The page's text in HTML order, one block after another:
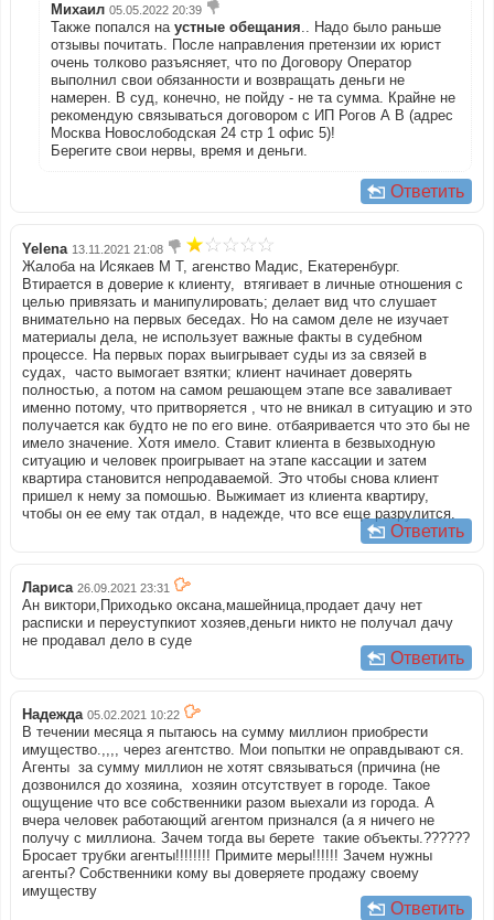
Михаил 05.05.2022 20:39
Также попался на устные обещания.. Надо было раньше
отзывы почитать. После направления претензии их юрист
очень толково разъясняет, что по Договору Оператор
выполнил свои обязанности и возвращать деньги не
намерен. В суд, конечно, не пойду - не та сумма. Крайне не
рекомендую связываться договором с ИП Рогов А В (адрес
Москва Новослободская 24 стр 1 офис 5)!
Берегите свои нервы, время и деньги.
Ответить
Yelena 13.11.2021 21:08
Жалоба на Исякаев М Т, агенство Мадис, Екатеренбург.
Втирается в доверие к клиенту, втягивает в личные отношения с
целью привязать и манипулировать; делает вид что слушает
внимательно на первых беседах. Но на самом деле не изучает
материалы дела, не использует важные факты в судебном
процессе. На первых порах выигрывает суды из за связей в
судах, часто вымогает взятки; клиент начинает доверять
полностью, а потом на самом решающем этапе все заваливает
именно потому, что притворяется , что не вникал в ситуацию и это
получается как будто не по его вине. отбаяривается что это бы не
имело значение. Хотя имело. Ставит клиента в безвыходную
ситуацию и человек проигрывает на этапе кассации и затем
квартира становится непродаваемой. Это чтобы снова клиент
пришел к нему за помошью. Выжимает из клиента квартиру,
чтобы он ее ему так отдал, в надежде, что все еще разрулится.
Ответить
Лариса 26.09.2021 23:31
Ан виктори,Приходько оксана,машейница,продает дачу нет
расписки и переуступкиот хозяев,деньги никто не получал дачу
не продавал дело в суде
Ответить
Надежда 05.02.2021 10:22
В течении месяца я пытаюсь на сумму миллион приобрести
имущество.,,,, через агентство. Мои попытки не оправдывают ся.
Агенты за сумму миллион не хотят связываться (причина (не
дозвонился до хозяина, хозяин отсутствует в городе. Такое
ощущение что все собственники разом выехали из города. А
вчера человек работающий агентом признался (а я ничего не
получу с миллиона. Зачем тогда вы берете такие объекты.??????
Бросает трубки агенты!!!!!!!! Примите меры!!!!!! Зачем нужны
агенты? Собственники кому вы доверяете продажу своему
имуществу
Ответить